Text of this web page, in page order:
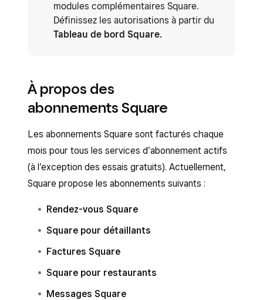
modules complémentaires Square.
Définissez les autorisations à partir du
Tableau de bord Square.
À propos des
abonnements Square
Les abonnements Square sont facturés chaque
mois pour tous les services d’abonnement actifs
(à l’exception des essais gratuits). Actuellement,
Square propose les abonnements suivants :
Rendez-vous Square
Square pour détaillants
Factures Square
Square pour restaurants
Messages Square